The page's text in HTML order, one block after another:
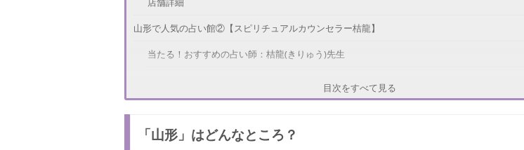
山形で人気の占い館②【スピリチュアルカウンセラー桔龍】
当たる！おすすめの占い師：桔龍(きりゅう)先生
店舗詳細
目次をすべて見る
「山形」はどんなところ？